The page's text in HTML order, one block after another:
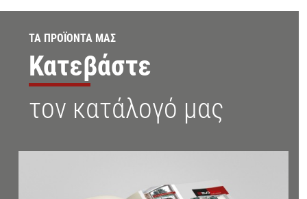
ΤΑ ΠΡΟΪΟΝΤΑ ΜΑΣ
Κατεβάστε
τον κατάλογό μας